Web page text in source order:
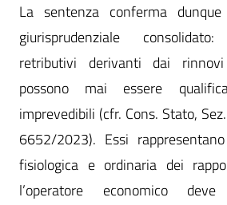
La sentenza conferma
giurisprudenziale
retributivi derivanti dai
possono mai essere
imprevedibili (cfr. Cons. Stato,
6652/2023). Essi
fisiologica e ordinaria dei
l’operatore economico deve